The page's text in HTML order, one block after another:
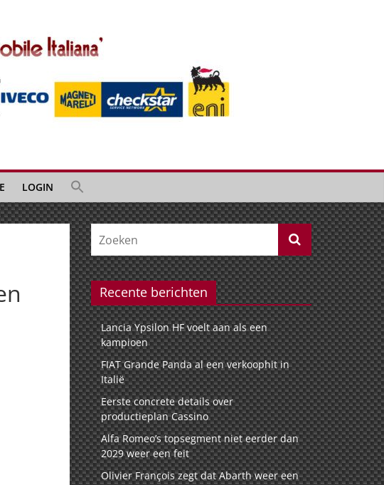
LOGIN
Recente berichten
Lancia Ypsilon HF voelt aan als een
kampioen
FIAT Grande Panda al een verkoophit in
Italië
Eerste concrete details over
productieplan Cassino
Alfa Romeo’s topsegment niet eerder dan
2029 weer een feit
Olivier François zegt dat Abarth weer een